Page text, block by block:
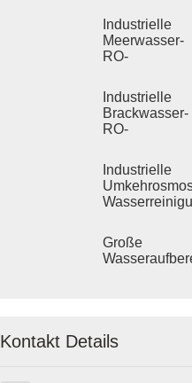
Industrielle
Meerwasser-
RO-
Industrielle
Brackwasser-
RO-
Industrielle
Große
Kontakt Details